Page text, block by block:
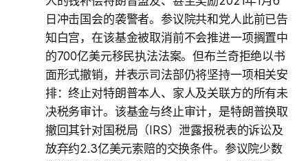
日冲击国会的袭警者。参议院共和党人此前已告
知白宫，在该基金被取消前不会推进一项搁置中
的700亿美元移民执法法案。但布兰奇拒绝以书
面形式撤销，并表示司法部仍将坚持一项相关安
排：终止对特朗普本人、家人及关联方的所有未
决税务审计。该基金与终止审计，是特朗普换取
撤回其针对国税局（IRS）泄露报税表的诉讼及
放弃约2.3亿美元索赔的交换条件。参议院少数